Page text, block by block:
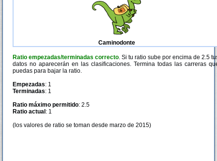
Caminodonte
Ratio empezadas/terminadas correcto. Si tu ratio sube por encima de 2.5
datos no aparecerán en las clasificaciones. Termina todas las carreras
puedas para bajar la ratio.
Empezadas: 1
Terminadas: 1
Ratio máximo permitido: 2.5
Ratio actual : 1
(los valores de ratio se toman desde marzo de 2015)